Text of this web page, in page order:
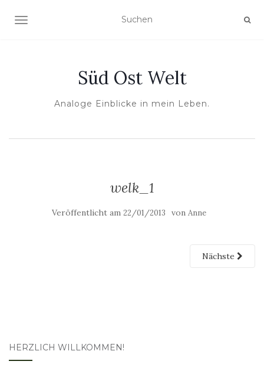
NAVIGATION UMSCHALTEN
Süd Ost Welt
Analoge Einblicke in mein Leben.
welk_1
Veröffentlicht am 22/01/2013 von Anne
Nächste
HERZLICH WILLKOMMEN!